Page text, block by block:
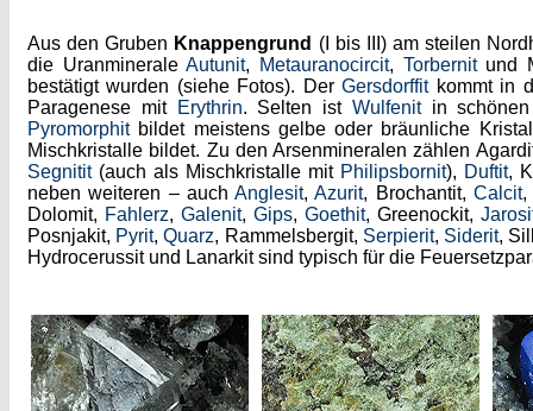
Aus den Gruben Knappengrund (I bis III) am steilen
die UranmineraleAutunit, Metauranocircit, Torbernitund
bestätigt wurden (siehe Fotos). DerGersdorffitkommt in
Paragenese mit Erythrin. Selten ist Wulfenitin schönen
Pyromorphitbildet meistens gelbe oder bräunliche
Mischkristalle bildet. Zu den Arsenmineralen zählen
Segnitit(auch als Mischkristalle mit Philipsbornit), Duftit,
neben weiteren – auchAnglesit,Azurit, Brochantit,Calcit,
Dolomit, Fahlerz, Galenit, Gips, Goethit, Greenockit,
Posnjakit, Pyrit,Quarz, Rammelsbergit, Serpierit, Siderit,
Hydrocerussit und Lanarkit sind typisch für die